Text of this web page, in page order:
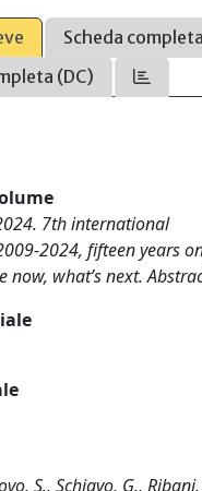
Scheda completa
(DC)
7th international
2024, fifteen years
now, what’s next.
S., Schiavo, G., Ribani,